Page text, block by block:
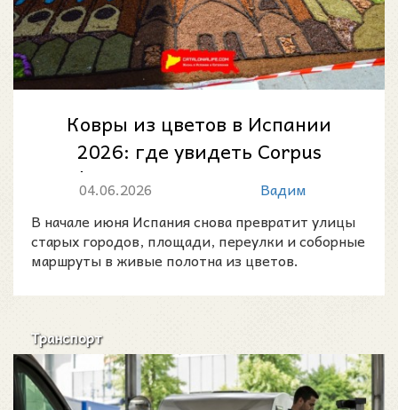
Ковры из цветов в Испании
2026: где увидеть Corpus
Christi, улицы с коврами из
цветов и пр...
04.06.2026
Вадим
В начале июня Испания снова превратит улицы
старых городов, площади, переулки и соборные
маршруты в живые полотна из цветов.
Транспорт